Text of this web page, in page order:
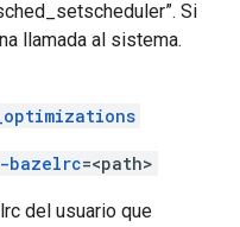
Si
llamada al sistema.
bazelrc=<path>
del usuario que